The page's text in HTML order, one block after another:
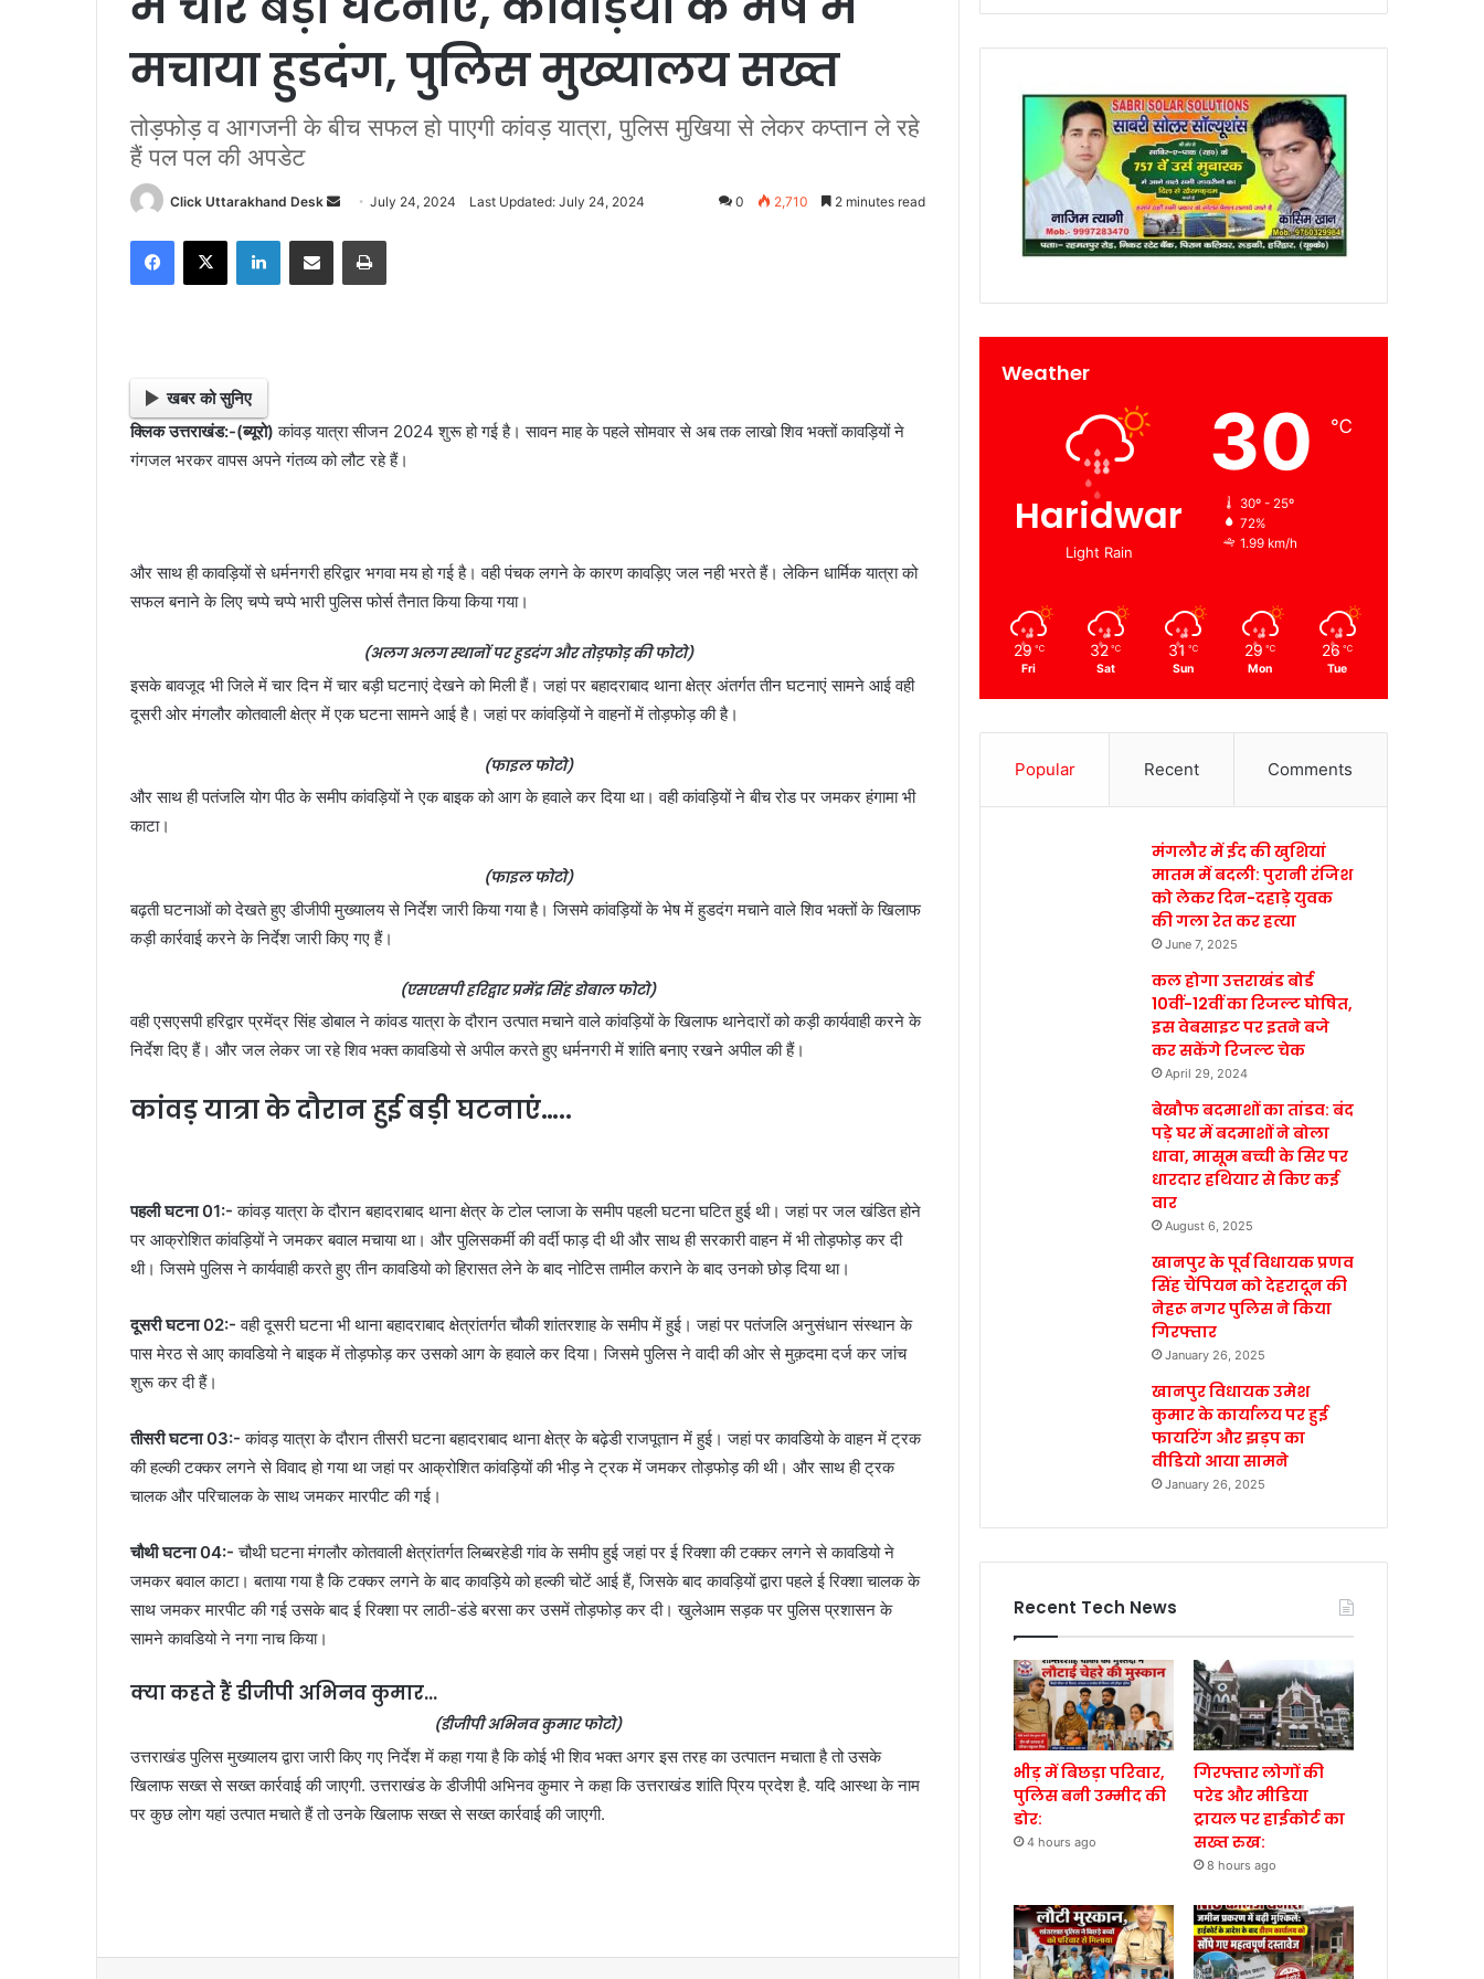
मचाया हुडदंग, पुलिस मुख्यालय सख्त
तोड़फोड़ व आगजनी के बीच सफल हो पाएगी कांवड़ यात्रा, पुलिस मुखिया से लेकर कप्तान ले रहे
हैं पल पल की अपडेट
Click Uttarakhand Desk
d
i
l
July 24, 2024 Last Updated: July 24, 2024 0 2,710 2 minutes read
खबर को सुनिए
क्लिक उत्तराखंड:-(ब्यूरो) कांवड़ यात्रा सीजन 2024 शुरू हो गई है। सावन माह के पहले सोमवार से अब तक लाखो शिव भक्तों कावड़ियों ने
गंगजल भरकर वापस अपने गंतव्य को लौट रहे हैं।
और साथ ही कावड़ियों से धर्मनगरी हरिद्वार भगवा मय हो गई है। वही पंचक लगने के कारण कावड़िए जल नही भरते हैं। लेकिन धार्मिक यात्रा को
सफल बनाने के लिए चप्पे चप्पे भारी पुलिस फोर्स तैनात किया किया गया।
(अलग अलग स्थानों पर हुडदंग और तोड़फोड़ की फोटो)
इसके बावजूद भी जिले में चार दिन में चार बड़ी घटनाएं देखने को मिली हैं। जहां पर बहादराबाद थाना क्षेत्र अंतर्गत तीन घटनाएं सामने आई वही
दूसरी ओर मंगलौर कोतवाली क्षेत्र में एक घटना सामने आई है। जहां पर कांवड़ियों ने वाहनों में तोड़फोड़ की है।
(फाइल फोटो)
और साथ ही पतंजलि योग पीठ के समीप कांवड़ियों ने एक बाइक को आग के हवाले कर दिया था। वही कांवड़ियों ने बीच रोड पर जमकर हंगामा भी
काटा।
(फाइल फोटो)
बढ़ती घटनाओं को देखते हुए डीजीपी मुख्यालय से निर्देश जारी किया गया है। जिसमे कांवड़ियों के भेष में हुडदंग मचाने वाले शिव भक्तों के खिलाफ
कड़ी कार्रवाई करने के निर्देश जारी किए गए हैं।
(एसएसपी हरिद्वार प्रमेंद्र सिंह डोबाल फोटो)
वही एसएसपी हरिद्वार प्रमेंद्र सिंह डोबाल ने कांवड यात्रा के दौरान उत्पात मचाने वाले कांवड़ियों के खिलाफ थानेदारों को कड़ी कार्यवाही करने के
निर्देश दिए हैं। और जल लेकर जा रहे शिव भक्त कावडियो से अपील करते हुए धर्मनगरी में शांति बनाए रखने अपील की हैं।
कांवड़ यात्रा के दौरान हुई बड़ी घटनाएं…..
पहली घटना 01:- कांवड़ यात्रा के दौरान बहादराबाद थाना क्षेत्र के टोल प्लाजा के समीप पहली घटना घटित हुई थी। जहां पर जल खंडित होने
पर आक्रोशित कांवड़ियों ने जमकर बवाल मचाया था। और पुलिसकर्मी की वर्दी फाड़ दी थी और साथ ही सरकारी वाहन में भी तोड़फोड़ कर दी
थी। जिसमे पुलिस ने कार्यवाही करते हुए तीन कावडियो को हिरासत लेने के बाद नोटिस तामील कराने के बाद उनको छोड़ दिया था।
दूसरी घटना 02:- वही दूसरी घटना भी थाना बहादराबाद क्षेत्रांतर्गत चौकी शांतरशाह के समीप में हुई। जहां पर पतंजलि अनुसंधान संस्थान के
पास मेरठ से आए कावडियो ने बाइक में तोड़फोड़ कर उसको आग के हवाले कर दिया। जिसमे पुलिस ने वादी की ओर से मुक़दमा दर्ज कर जांच
शुरू कर दी हैं।
तीसरी घटना 03:- कांवड़ यात्रा के दौरान तीसरी घटना बहादराबाद थाना क्षेत्र के बढ़ेडी राजपूतान में हुई। जहां पर कावडियो के वाहन में ट्रक
की हल्की टक्कर लगने से विवाद हो गया था जहां पर आक्रोशित कांवड़ियों की भीड़ ने ट्रक में जमकर तोड़फोड़ की थी। और साथ ही ट्रक
चालक और परिचालक के साथ जमकर मारपीट की गई।
चौथी घटना 04:- चौथी घटना मंगलौर कोतवाली क्षेत्रांतर्गत लिब्बरहेडी गांव के समीप हुई जहां पर ई रिक्शा की टक्कर लगने से कावडियो ने
जमकर बवाल काटा। बताया गया है कि टक्कर लगने के बाद कावड़िये को हल्की चोटें आई हैं, जिसके बाद कावड़ियों द्वारा पहले ई रिक्शा चालक के
साथ जमकर मारपीट की गई उसके बाद ई रिक्शा पर लाठी-डंडे बरसा कर उसमें तोड़फोड़ कर दी। खुलेआम सड़क पर पुलिस प्रशासन के
सामने कावडियो ने नगा नाच किया।
क्या कहते हैं डीजीपी अभिनव कुमार…
(डीजीपी अभिनव कुमार फोटो)
उत्तराखंड पुलिस मुख्यालय द्वारा जारी किए गए निर्देश में कहा गया है कि कोई भी शिव भक्त अगर इस तरह का उत्पातन मचाता है तो उसके
खिलाफ सख्त से सख्त कार्रवाई की जाएगी. उत्तराखंड के डीजीपी अभिनव कुमार ने कहा कि उत्तराखंड शांति प्रिय प्रदेश है. यदि आस्था के नाम
पर कुछ लोग यहां उत्पात मचाते हैं तो उनके खिलाफ सख्त से सख्त कार्रवाई की जाएगी.
Weather
Haridwar
Light Rain
30 ℃
30º - 25º
72%
1.99 km/h
29 ℃
Fri
32 ℃
Sat
31 ℃
Sun
29 ℃
Mon
26 ℃
Tue
Popular Recent Comments
मंगलौर में ईद की खुशियां
मातम में बदली: पुरानी रंजिश
को लेकर दिन-दहाड़े युवक
की गला रेत कर हत्या
June 7, 2025
कल होगा उत्तराखंड बोर्ड
10वीं-12वीं का रिजल्ट घोषित,
इस वेबसाइट पर इतने बजे
कर सकेंगे रिजल्ट चेक
April 29, 2024
बेखौफ बदमाशों का तांडव: बंद
पड़े घर में बदमाशों ने बोला
धावा, मासूम बच्ची के सिर पर
धारदार हथियार से किए कई
वार
August 6, 2025
खानपुर के पूर्व विधायक प्रणव
सिंह चैंपियन को देहरादून की
नेहरू नगर पुलिस ने किया
गिरफ्तार
January 26, 2025
खानपुर विधायक उमेश
कुमार के कार्यालय पर हुई
फायरिंग और झड़प का
वीडियो आया सामने
January 26, 2025
Recent Tech News
भीड़ में बिछड़ा परिवार,
पुलिस बनी उम्मीद की
डोर:
4 hours ago
गिरफ्तार लोगों की
परेड और मीडिया
ट्रायल पर हाईकोर्ट का
सख्त रुख:
8 hours ago